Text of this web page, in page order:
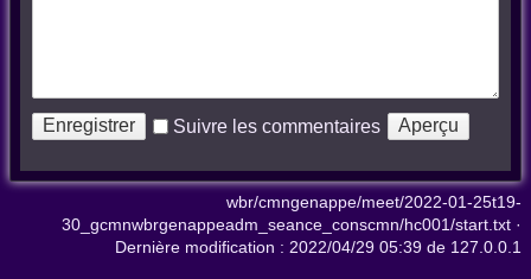
Suivre les commentaires
wbr/cmngenappe/meet/2022-01-25t19-
30_gcmnwbrgenappeadm_seance_conscmn/hc001/start.txt ·
Dernière modification : 2022/04/29 05:39 de 127.0.0.1